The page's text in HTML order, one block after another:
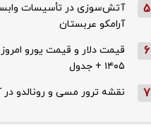
5
آتش‌سوزی در تأسیسات
آرامکو عربستان
6
۱۴۰۵ + جدول
7 نقشه ترور مسی و رونالدو در